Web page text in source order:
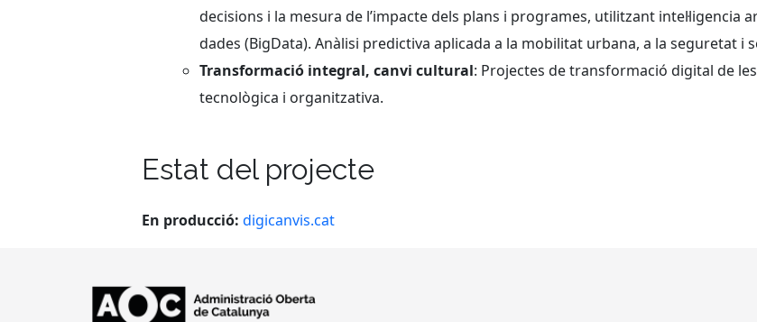
decisions i la mesura de l’impacte dels plans i programes, utilitzant intel·ligencia
dades (BigData). Anàlisi predictiva aplicada a la mobilitat urbana, a la seguretat i
Transformació integral, canvi cultural: Projectes de transformació digital de
tecnològica i organitzativa.
Estat del projecte
En producció: digicanvis.cat